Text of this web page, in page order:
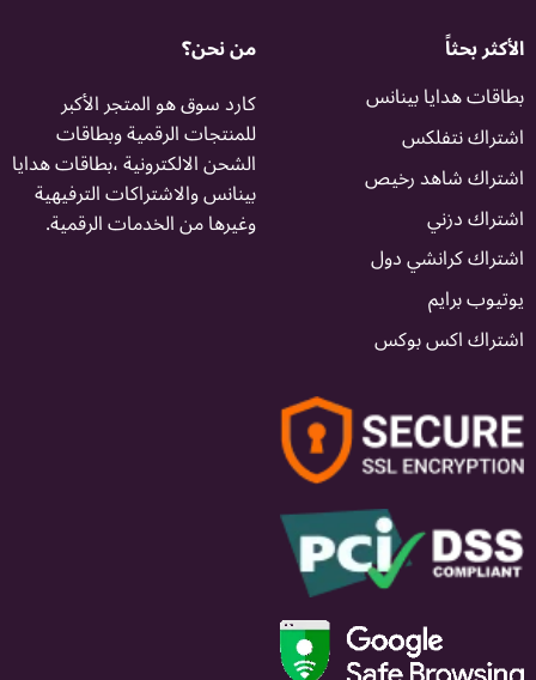
الأكثر بحثاً
بطاقات هدايا بينانس
اشتراك نتفلكس
اشتراك شاهد رخيص
اشتراك دزني
اشتراك كرانشي دول
يوتيوب برايم
اشتراك اكس بوكس
من نحن؟
كارد سوق هو المتجر الأكبر
للمنتجات الرقمية وبطاقات
الشحن الالكترونية ،بطاقات هدايا
بينانس والاشتراكات الترفيهية
وغيرها من الخدمات الرقمية.